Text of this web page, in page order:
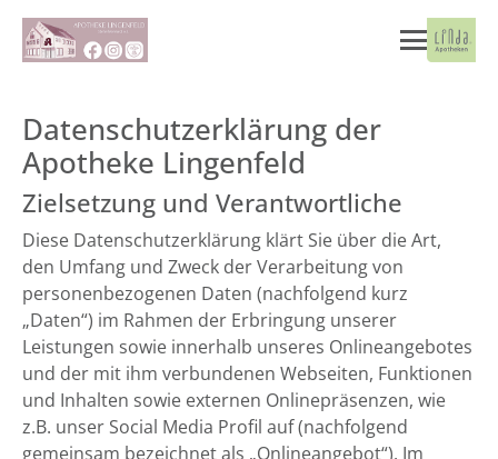
Datenschutzerklärung der
Apotheke Lingenfeld
Zielsetzung und Verantwortliche
Diese Datenschutzerklärung klärt Sie über die Art,
den Umfang und Zweck der Verarbeitung von
personenbezogenen Daten (nachfolgend kurz
„Daten“) im Rahmen der Erbringung unserer
Leistungen sowie innerhalb unseres Onlineangebotes
und der mit ihm verbundenen Webseiten, Funktionen
und Inhalten sowie externen Onlinepräsenzen, wie
z.B. unser Social Media Profil auf (nachfolgend
gemeinsam bezeichnet als „Onlineangebot“). Im